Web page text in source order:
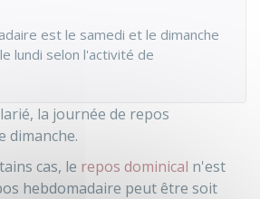
est le samedi et le dimanche
lundi selon l'activité de
la journée de repos
dimanche.
cas, le repos dominical n'est
hebdomadaire peut être soit